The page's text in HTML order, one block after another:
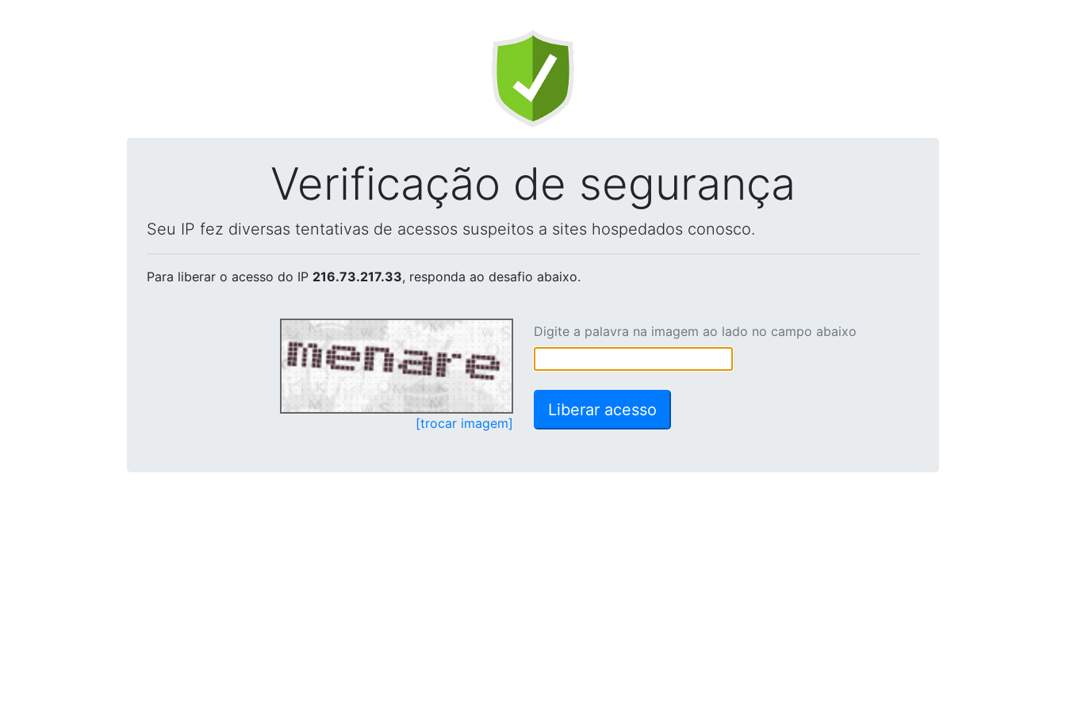
Verificação de segurança
Seu IP fez diversas tentativas de acessos suspeitos a sites hospedados conosco.
Para liberar o acesso do IP 216.73.217.33, responda ao desafio abaixo.
[trocar imagem]
Digite a palavra na imagem ao lado no campo abaixo